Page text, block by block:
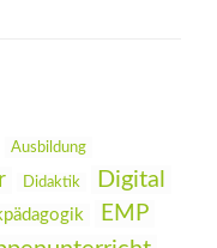
Ausbildung
Didaktik Digital
EMP